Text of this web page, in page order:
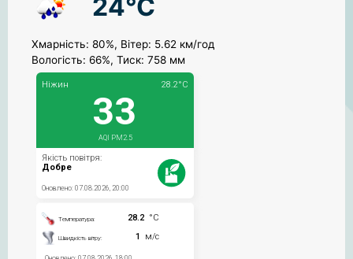
24°C
Хмарність: 80%, Вітер: 5.62 км/год
Вологість: 66%, Тиск: 758 мм